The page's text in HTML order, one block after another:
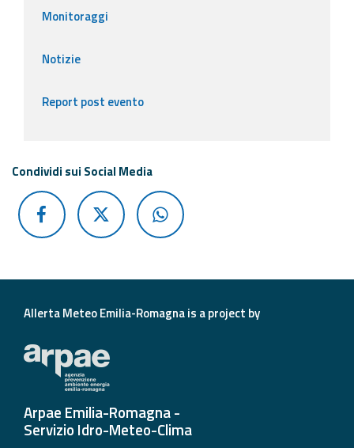
Monitoraggi
Notizie
Report post evento
Condividi sui Social Media
Allerta Meteo Emilia-Romagna is a project by
Arpae Emilia-Romagna -
Servizio Idro-Meteo-Clima